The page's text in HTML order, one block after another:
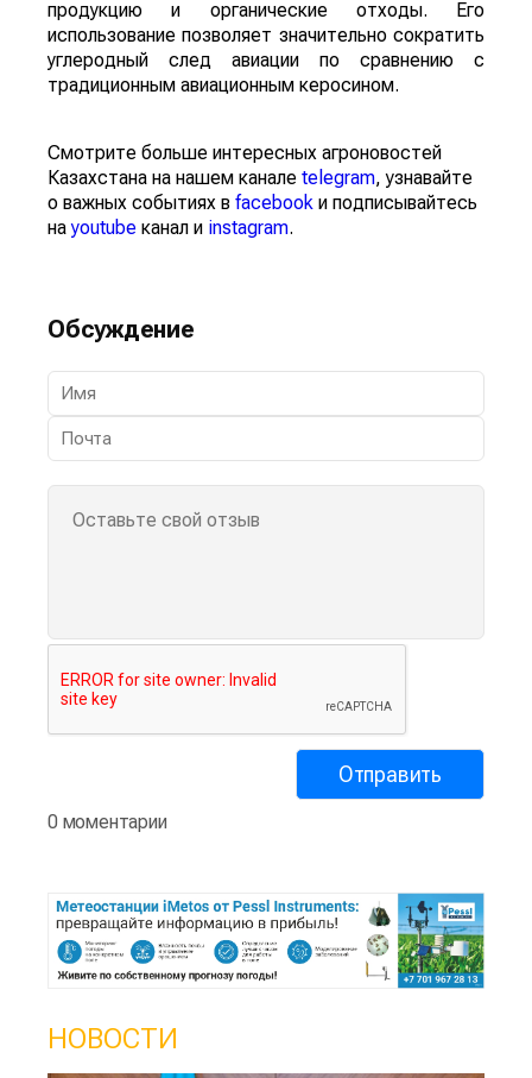
продукцию и органические отходы. Его
использование позволяет значительно сократить
углеродный след авиации по сравнению с
традиционным авиационным керосином.
Смотрите больше интересных агроновостей
Казахстана на нашем канале telegram, узнавайте
о важных событиях в facebook и подписывайтесь
наyoutube канал и instagram.
Обсуждение
0 моментарии
НОВОСТИ